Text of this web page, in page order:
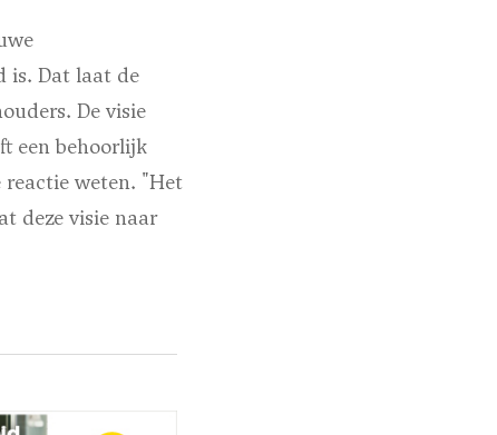
is. Dat laat de
De visie
een behoorlijk
reactie weten. "Het
deze visie naar